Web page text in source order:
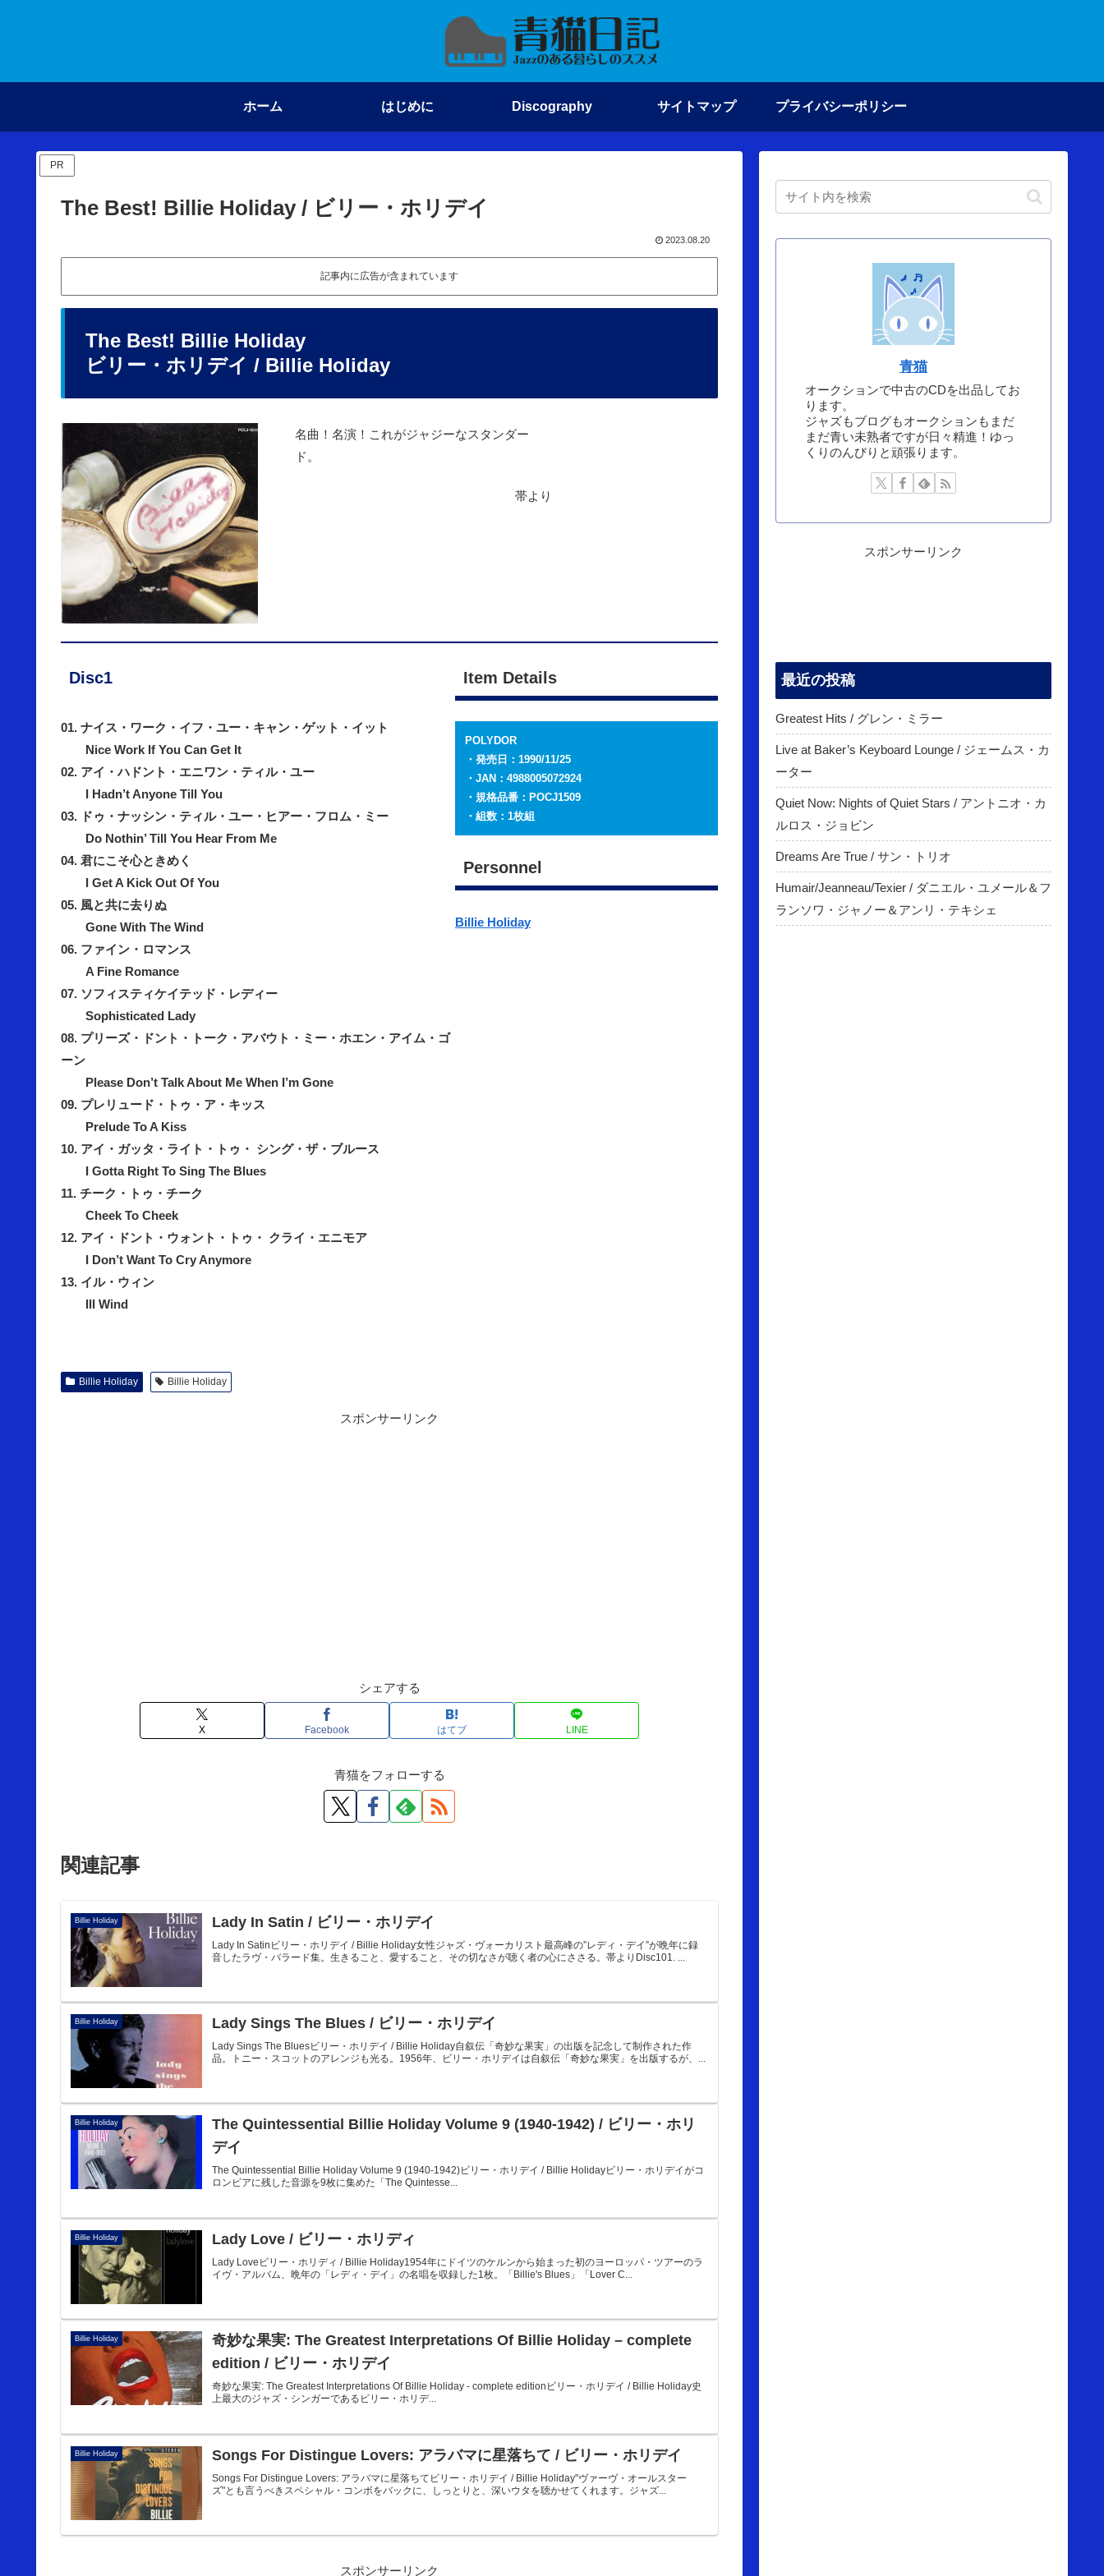
ホーム はじめに Discography サイトマップ プライバシーポリシー
PR
The Best! Billie Holiday / ビリー・ホリデイ
2023.08.20
記事内に広告が含まれています
The Best! Billie Holiday
ビリー・ホリデイ / Billie Holiday
名曲！名演！これがジャジーなスタンダー
ド。
帯より
Disc1
01. ナイス・ワーク・イフ・ユー・キャン・ゲット・イット
Nice Work If You Can Get It
02. アイ・ハドント・エニワン・ティル・ユー
I Hadn’t Anyone Till You
03. ドゥ・ナッシン・ティル・ユー・ヒアー・フロム・ミー
Do Nothin’ Till You Hear From Me
04. 君にこそ心ときめく
I Get A Kick Out Of You
05. 風と共に去りぬ
Gone With The Wind
06. ファイン・ロマンス
A Fine Romance
07. ソフィスティケイテッド・レディー
Sophisticated Lady
08. プリーズ・ドント・トーク・アバウト・ミー・ホエン・アイム・ゴ
ーン
Please Don’t Talk About Me When I’m Gone
09. プレリュード・トゥ・ア・キッス
Prelude To A Kiss
10. アイ・ガッタ・ライト・トゥ・ シング・ザ・ブルース
I Gotta Right To Sing The Blues
11. チーク・トゥ・チーク
Cheek To Cheek
12. アイ・ドント・ウォント・トゥ・ クライ・エニモア
I Don’t Want To Cry Anymore
13. イル・ウィン
Ill Wind
Item Details
POLYDOR
・発売日：1990/11/25
・JAN：4988005072924
・規格品番：POCJ1509
・組数：1枚組
Personnel
Billie Holiday
Billie Holiday Billie Holiday
スポンサーリンク
シェアする
X Facebook はてブ LINE
青猫をフォローする
関連記事
Billie Holiday Lady In Satin / ビリー・ホリデイ
Lady In Satinビリー・ホリデイ / Billie Holiday女性ジャズ・ヴォーカリスト最高峰の”レディ・デイ”が晩年に録
音したラヴ・バラード集。生きること、愛すること、その切なさが聴く者の心にささる。帯よりDisc101. ...
Billie Holiday Lady Sings The Blues / ビリー・ホリデイ
Lady Sings The Bluesビリー・ホリデイ / Billie Holiday自叙伝「奇妙な果実」の出版を記念して制作された作
品。トニー・スコットのアレンジも光る。1956年、ビリー・ホリデイは自叙伝「奇妙な果実」を出版するが、...
Billie Holiday
The Quintessential Billie Holiday Volume 9 (1940-1942) / ビリー・ホリ
デイ
The Quintessential Billie Holiday Volume 9 (1940-1942)ビリー・ホリデイ / Billie Holidayビリー・ホリデイがコ
ロンビアに残した音源を9枚に集めた「The Quintesse...
Billie Holiday Lady Love / ビリー・ホリディ
Lady Loveビリー・ホリディ / Billie Holiday1954年にドイツのケルンから始まった初のヨーロッパ・ツアーのラ
イヴ・アルバム、晩年の「レディ・デイ」の名唱を収録した1枚。「Billie's Blues」「Lover C...
Billie Holiday
奇妙な果実: The Greatest Interpretations Of Billie Holiday – complete
edition / ビリー・ホリデイ
奇妙な果実: The Greatest Interpretations Of Billie Holiday - complete editionビリー・ホリデイ / Billie Holiday史
上最大のジャズ・シンガーであるビリー・ホリデ...
Billie Holiday Songs For Distingue Lovers: アラバマに星落ちて / ビリー・ホリデイ
Songs For Distingue Lovers: アラバマに星落ちてビリー・ホリデイ / Billie Holiday"ヴァーヴ・オールスター
ズ"とも言うべきスペシャル・コンボをバックに、しっとりと、深いウタを聴かせてくれます。ジャズ...
スポンサーリンク
青猫
オークションで中古のCDを出品してお
ります。
ジャズもブログもオークションもまだ
まだ青い未熟者ですが日々精進！ゆっ
くりのんびりと頑張ります。
スポンサーリンク
最近の投稿
Greatest Hits / グレン・ミラー
Live at Baker’s Keyboard Lounge / ジェームス・カ
ーター
Quiet Now: Nights of Quiet Stars / アントニオ・カ
ルロス・ジョビン
Dreams Are True / サン・トリオ
Humair/Jeanneau/Texier / ダニエル・ユメール＆フ
ランソワ・ジャノー＆アンリ・テキシェ